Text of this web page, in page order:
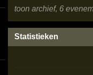
toon archief, 6
Statistieken